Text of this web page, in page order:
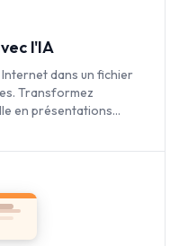
l'IA
dans un fichier
Transformez
en présentations